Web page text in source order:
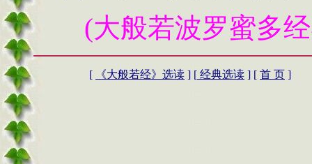
(大般若波罗蜜多
[ 《大般若经》 选读 ] [ 经典选读 ] [ 首 页 ]